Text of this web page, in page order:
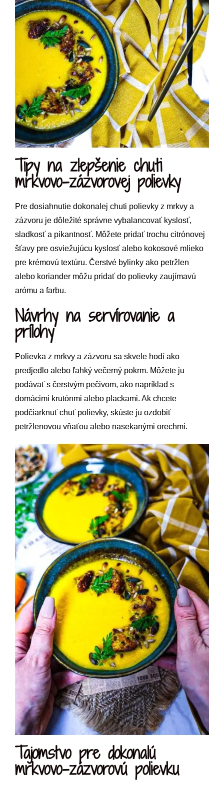
Tipy na zlepšenie chuti
mrkvovo-zázvorovej polievky
Pre dosiahnutie dokonalej chuti polievky z mrkvy a
zázvoru je dôležité správne vybalancovať kyslosť,
sladkosť a pikantnosť. Môžete pridať trochu citrónovej
šťavy pre osviežujúcu kyslosť alebo kokosové mlieko
pre krémovú textúru. Čerstvé bylinky ako petržlen
alebo koriander môžu pridať do polievky zaujímavú
arómu a farbu.
Návrhy na servírovanie a
prílohy
Polievka z mrkvy a zázvoru sa skvele hodí ako
predjedlo alebo ľahký večerný pokrm. Môžete ju
podávať s čerstvým pečivom, ako napríklad s
domácimi krutónmi alebo plackami. Ak chcete
podčiarknuť chuť polievky, skúste ju ozdobiť
petržlenovou vňaťou alebo nasekanými orechmi.
Tajomstvo pre dokonalú
mrkvovo-zázvorovú polievku